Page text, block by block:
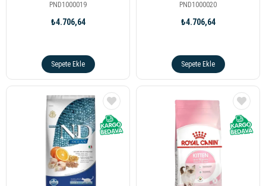
PND1000019
₺4.706,64
Sepete Ekle
PND1000020
₺4.706,64
Sepete Ekle